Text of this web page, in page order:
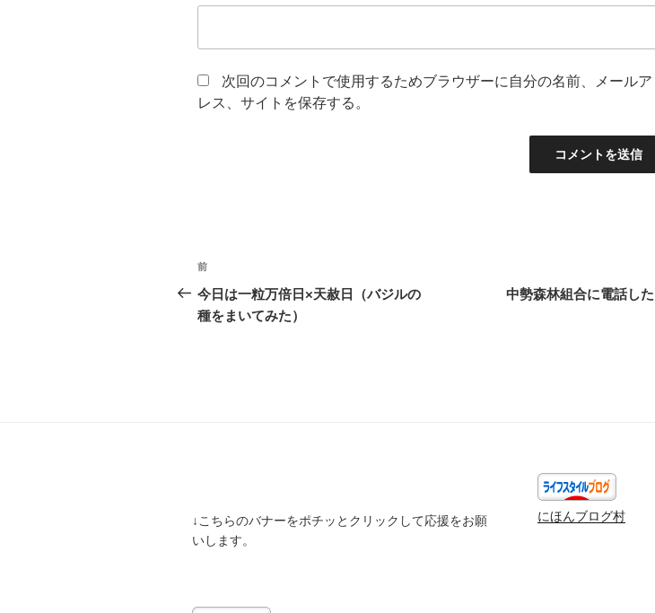
次回のコメントで使用するためブラウザーに自分の名前、メールア
レス、サイトを保存する。
投
稿
ナ
ン
前
の
投
前
今日は一粒万倍日×天赦日（バジルの
種をまいてみた）
中勢森林組合に電話した
↓こちらのバナーをポチッとクリックして応援をお願
いします。
にほんブログ村